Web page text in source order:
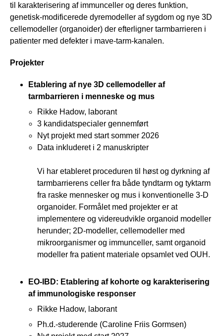
til karakterisering af immunceller og deres funktion,
genetisk-modificerede dyremodeller af sygdom og nye 3D
cellemodeller (organoider) der efterligner tarmbarrieren i
patienter med defekter i mave-tarm-kanalen.
Projekter
Etablering af nye 3D cellemodeller af
tarmbarrieren i menneske og mus
Rikke Hadow, laborant
3 kandidatspecialer gennemført
Nyt projekt med start sommer 2026
Data inkluderet i 2 manuskripter
Vi har etableret proceduren til høst og dyrkning af
tarmbarrierens celler fra både tyndtarm og tyktarm
fra raske mennesker og mus i konventionelle 3-D
organoider. Formålet med projekter er at
implementere og videreudvikle organoid modeller
herunder; 2D-modeller, cellemodeller med
mikroorganismer og immunceller, samt organoid
modeller fra patient materiale opsamlet ved OUH.
EO-IBD: Etablering af kohorte og karakterisering
af immunologiske responser
Rikke Hadow, laborant
Ph.d.-studerende (Caroline Friis Gormsen)